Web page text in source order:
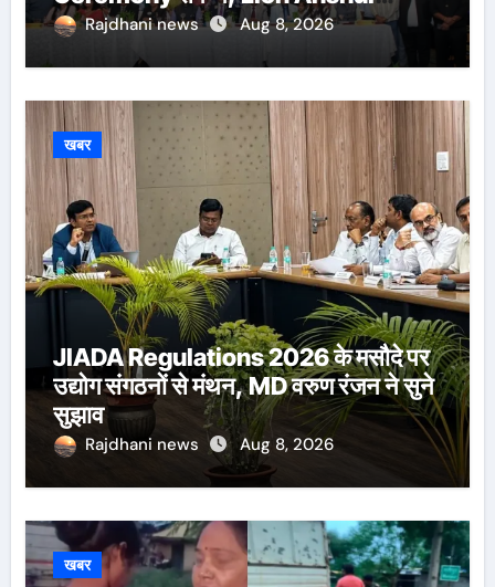
Ringasia ने संभाला अध्यक्ष पद
Rajdhani news Aug 8, 2026
खबर
JIADA Regulations 2026 के मसौदे पर
उद्योग संगठनों से मंथन, MD वरुण रंजन ने सुने
सुझाव
Rajdhani news Aug 8, 2026
खबर